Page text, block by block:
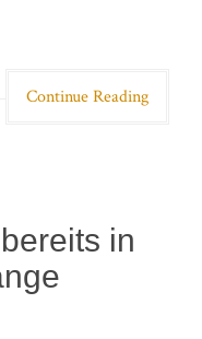
Continue Reading
in